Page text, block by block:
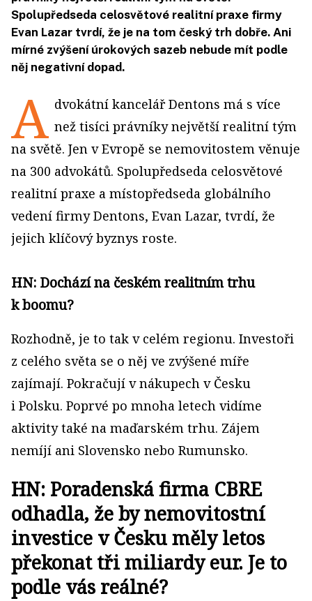
Spolupředseda celosvětové realitní praxe firmy
Evan Lazar tvrdí, že je na tom český trh dobře. Ani
mírné zvýšení úrokových sazeb nebude mít podle
něj negativní dopad.
A dvokátní kancelář Dentons má s více
než tisíci právníky největší realitní tým
na světě. Jen v Evropě se nemovitostem věnuje
na 300 advokátů. Spolupředseda celosvětové
realitní praxe a místopředseda globálního
vedení firmy Dentons, Evan Lazar, tvrdí, že
jejich klíčový byznys roste.
HN: Dochází na českém realitním trhu
k boomu?
Rozhodně, je to tak v celém regionu. Investoři
z celého světa se o něj ve zvýšené míře
zajímají. Pokračují v nákupech v Česku
i Polsku. Poprvé po mnoha letech vidíme
aktivity také na maďarském trhu. Zájem
nemíjí ani Slovensko nebo Rumunsko.
HN: Poradenská firma CBRE
odhadla, že by nemovitostní
investice v Česku měly letos
překonat tři miliardy eur. Je to
podle vás reálné?